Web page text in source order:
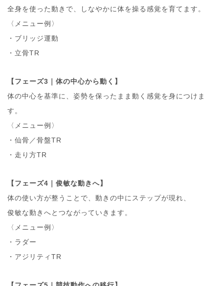
全身を使った動きで、しなやかに体を操る感覚を育てます。
〈メニュー例〉
・ブリッジ運動
・立骨TR
【フェーズ3｜体の中心から動く】
体の中心を基準に、姿勢を保ったまま動く感覚を身につけま
す。
〈メニュー例〉
・仙骨／骨盤TR
・走り方TR
【フェーズ4｜俊敏な動きへ】
体の使い方が整うことで、動きの中にステップが現れ、
俊敏な動きへとつながっていきます。
〈メニュー例〉
・ラダー
・アジリティTR